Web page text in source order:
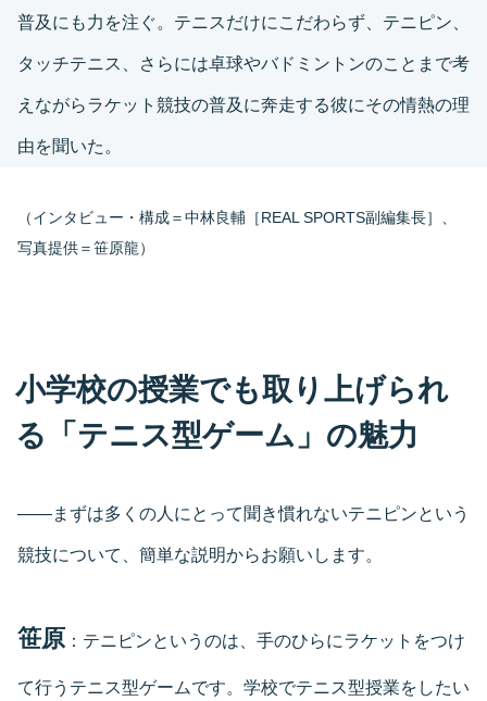
普及にも力を注ぐ。テニスだけにこだわらず、テニピン、
タッチテニス、さらには卓球やバドミントンのことまで考
えながらラケット競技の普及に奔走する彼にその情熱の理
由を聞いた。
（インタビュー・構成＝中林良輔［REAL SPORTS副編集長］、
写真提供＝笹原龍）
小学校の授業でも取り上げられ
る「テニス型ゲーム」の魅力
――まずは多くの人にとって聞き慣れないテニピンという
競技について、簡単な説明からお願いします。
笹原 ：テニピンというのは、手のひらにラケットをつけ
て行うテニス型ゲームです。学校でテニス型授業をしたい